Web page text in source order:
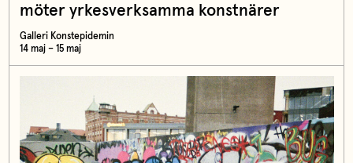
möter yrkesverksamma konstnärer
Galleri Konstepidemin
14 maj – 15 maj